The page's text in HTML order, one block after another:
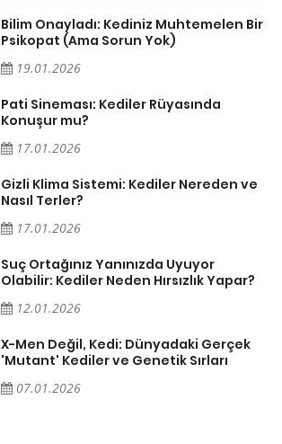
Bilim Onayladı: Kediniz Muhtemelen Bir
Psikopat (Ama Sorun Yok)
19.01.2026
Pati Sineması: Kediler Rüyasında
Konuşur mu?
17.01.2026
Gizli Klima Sistemi: Kediler Nereden ve
Nasıl Terler?
17.01.2026
Suç Ortağınız Yanınızda Uyuyor
Olabilir: Kediler Neden Hırsızlık Yapar?
12.01.2026
X-Men Değil, Kedi: Dünyadaki Gerçek
'Mutant' Kediler ve Genetik Sırları
07.01.2026